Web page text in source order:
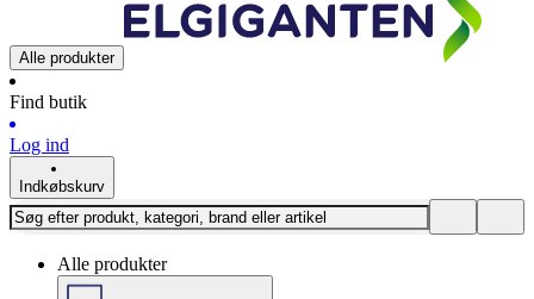
Alle produkter
Find butik
Log ind
Indkøbskurv
Alle produkter